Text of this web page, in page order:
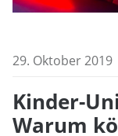
29. Oktober
Kinder-
Warum